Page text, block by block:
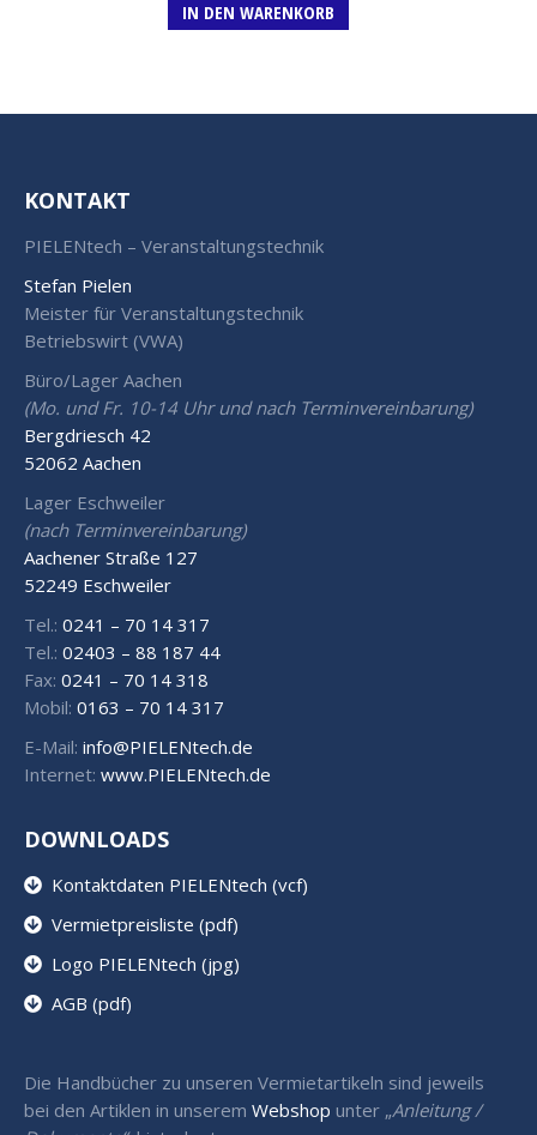
IN DEN WARENKORB
KONTAKT
PIELENtech – Veranstaltungstechnik
Stefan Pielen
Meister für Veranstaltungstechnik
Betriebswirt (VWA)
Büro/Lager Aachen
(Mo. und Fr. 10-14 Uhr und nach Terminvereinbarung)
Bergdriesch 42
52062 Aachen
Lager Eschweiler
(nach Terminvereinbarung)
Aachener Straße 127
52249 Eschweiler
Tel.: 0241 – 70 14 317
Tel.: 02403 – 88 187 44
Fax: 0241 – 70 14 318
Mobil: 0163 – 70 14 317
E-Mail: info@PIELENtech.de
Internet: www.PIELENtech.de
DOWNLOADS
Kontaktdaten PIELENtech (vcf)
Vermietpreisliste (pdf)
Logo PIELENtech (jpg)
AGB (pdf)
Die Handbücher zu unseren Vermietartikeln sind jeweils
bei den Artiklen in unserem Webshop unter „Anleitung /